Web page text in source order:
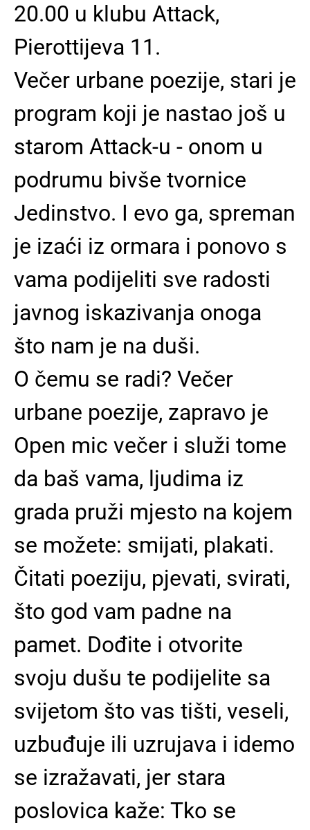
20.00 u klubu Attack,
Pierottijeva 11.
Večer urbane poezije, stari je
program koji je nastao još u
starom Attack-u - onom u
podrumu bivše tvornice
Jedinstvo. I evo ga, spreman
je izaći iz ormara i ponovo s
vama podijeliti sve radosti
javnog iskazivanja onoga
što nam je na duši.
O čemu se radi? Večer
urbane poezije, zapravo je
Open mic večer i služi tome
da baš vama, ljudima iz
grada pruži mjesto na kojem
se možete: smijati, plakati.
Čitati poeziju, pjevati, svirati,
što god vam padne na
pamet. Dođite i otvorite
svoju dušu te podijelite sa
svijetom što vas tišti, veseli,
uzbuđuje ili uzrujava i idemo
se izražavati, jer stara
poslovica kaže: Tko se